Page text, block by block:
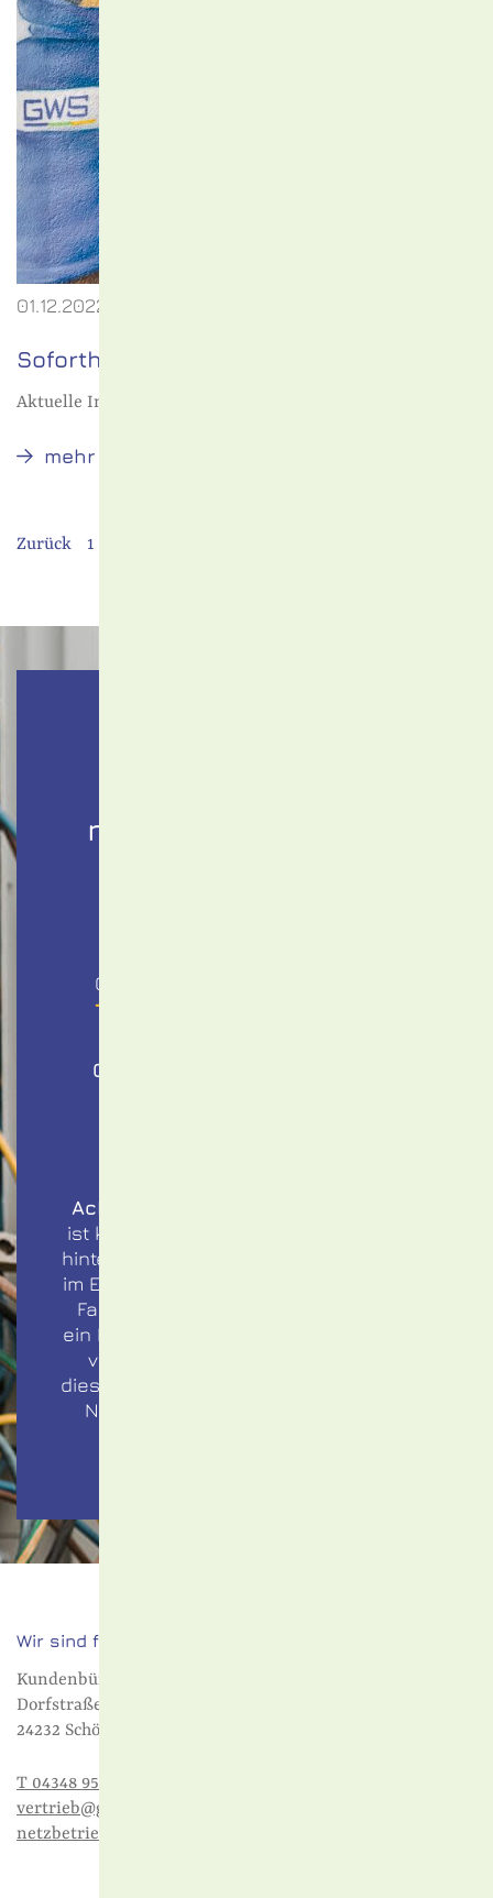
01.12.2022
Soforthilfe-Paket
Aktuelle Informationen zum Soforthilfe-Paket
mehrSoforthilfe-
Zurück 1
notdienst für Strom
Gemeindewerke Schönkirchen
T 04348 95 92 77 97
Gas- und Wasserstörung im
Achtung:
ist kostenpflichtig, wenn die Störung
hinter dem Hausanschluss und somit
im Eigentum des Kunden liegt. Dieser
Fall kann eintreten, wenn lediglich
ein Haus oder gar nur eine Wohnung
von der Störung betroffen ist. In
diesem Fall dürfen die Mitarbeiter des
Notdienstes der Gemeindewerke
Wir sind für Sie da.
Kundenbüro
Dorfstraße 4
24232 Schönkirchen
T 04348 95 92 777
vertrieb@gws-sh.de
netzbetrieb@gws-sh.de